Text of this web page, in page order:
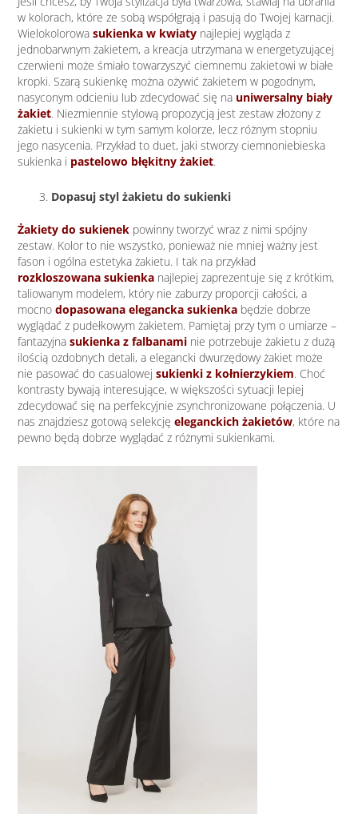
w kolorach, które ze sobą współgrają i pasują do Twojej karnacji.
Wielokolorowa sukienka w kwiaty najlepiej wygląda z
jednobarwnym żakietem, a kreacja utrzymana w energetyzującej
czerwieni może śmiało towarzyszyć ciemnemu żakietowi w białe
kropki. Szarą sukienkę można ożywić żakietem w pogodnym,
nasyconym odcieniu lub zdecydować się na uniwersalny biały
żakiet. Niezmiennie stylową propozycją jest zestaw złożony z
żakietu i sukienki w tym samym kolorze, lecz różnym stopniu
jego nasycenia. Przykład to duet, jaki stworzy ciemnoniebieska
sukienka i pastelowo błękitny żakiet.
Dopasuj styl żakietu do sukienki
Żakiety do sukienek powinny tworzyć wraz z nimi spójny
zestaw. Kolor to nie wszystko, ponieważ nie mniej ważny jest
fason i ogólna estetyka żakietu. I tak na przykład
rozkloszowana sukienka najlepiej zaprezentuje się z krótkim,
taliowanym modelem, który nie zaburzy proporcji całości, a
mocno dopasowana elegancka sukienka będzie dobrze
wyglądać z pudełkowym żakietem. Pamiętaj przy tym o umiarze –
fantazyjnasukienka z falbanami nie potrzebuje żakietu z dużą
ilością ozdobnych detali, a elegancki dwurzędowy żakiet może
nie pasować do casualowej sukienki z kołnierzykiem. Choć
kontrasty bywają interesujące, w większości sytuacji lepiej
zdecydować się na perfekcyjnie zsynchronizowane połączenia. U
nas znajdziesz gotową selekcję eleganckich żakietów, które na
pewno będą dobrze wyglądać z różnymi sukienkami.